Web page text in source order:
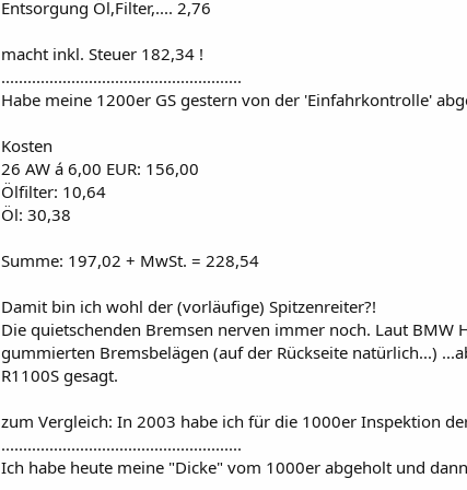
Entsorgung Öl,Filter,.... 2,76
macht inkl. Steuer 182,34 !
.......................................................
Habe meine 1200er GS gestern von der 'Einfahrkontrolle'
Kosten
26 AW á 6,00 EUR: 156,00
Ölfilter: 10,64
Öl: 30,38
Summe: 197,02 + MwSt. = 228,54
Damit bin ich wohl der (vorläufige) Spitzenreiter?!
Die quietschenden Bremsen nerven immer noch. Laut
gummierten Bremsbelägen (auf der Rückseite natürlich...)
R1100S gesagt.
zum Vergleich: In 2003 habe ich für die 1000er Inspektion
.......................................................
Ich habe heute meine "Dicke" vom 1000er abgeholt und